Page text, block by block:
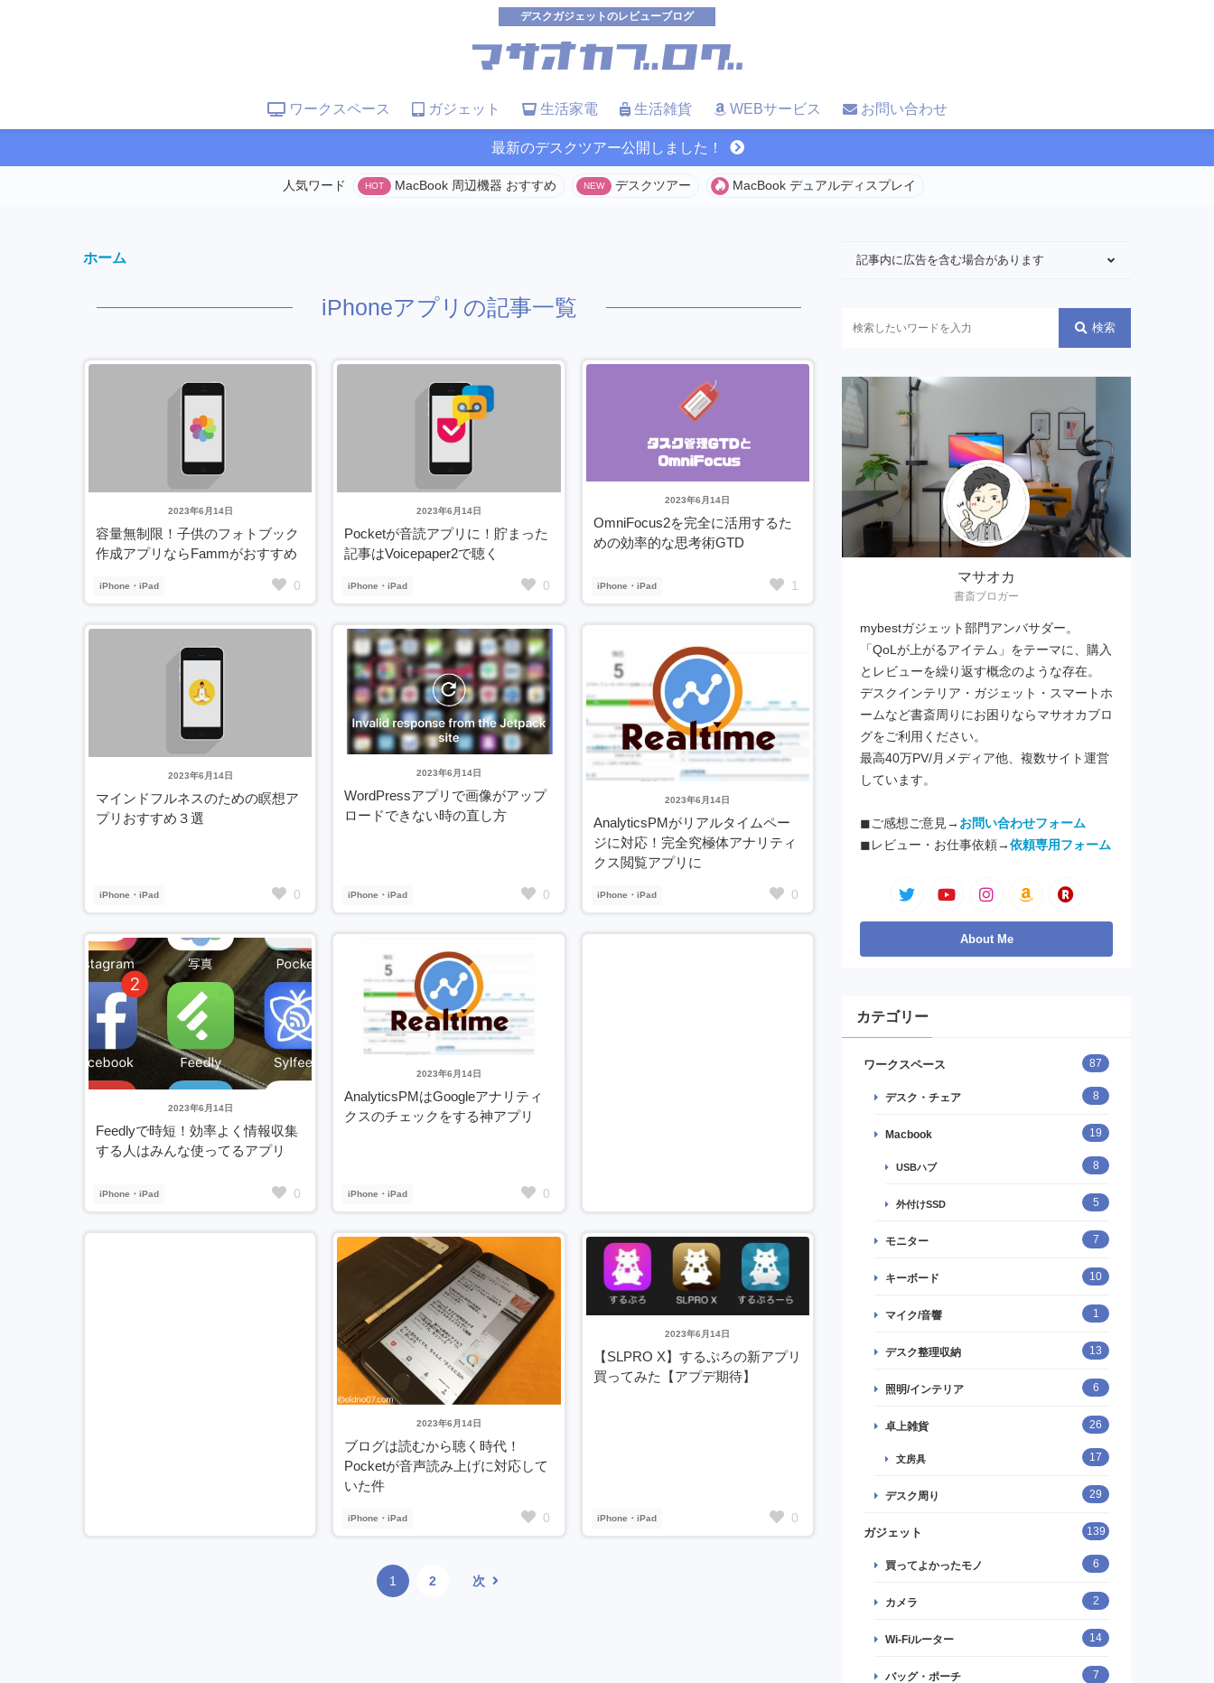
デスクガジェットのレビューブログ
ワークスペース ガジェット 生活家電 生活雑貨 WEBサービス お問い合わせ
最新のデスクツアー公開しました！
MacBook 周辺機器 おすすめ デスクツアー MacBook デュアルディスプレイ
ホーム
iPhoneアプリの記事一覧
iPhone・iPad
2023年6月14日
容量無制限！子供のフォトブック
作成アプリならFammがおすすめ
0 iPhone・iPad
2023年6月14日
Pocketが音読アプリに！貯まった
記事はVoicepaper2で聴く
0 iPhone・iPad
2023年6月14日
OmniFocus2を完全に活用するた
めの効率的な思考術GTD
1
iPhone・iPad
2023年6月14日
マインドフルネスのための瞑想ア
プリおすすめ３選
0 iPhone・iPad
2023年6月14日
WordPressアプリで画像がアップ
ロードできない時の直し方
0 iPhone・iPad
2023年6月14日
AnalyticsPMがリアルタイムペー
ジに対応！完全究極体アナリティ
クス閲覧アプリに
0
iPhone・iPad
2023年6月14日
Feedlyで時短！効率よく情報収集
する人はみんな使ってるアプリ
0 iPhone・iPad
2023年6月14日
AnalyticsPMはGoogleアナリティ
クスのチェックをする神アプリ
0
iPhone・iPad
2023年6月14日
ブログは読むから聴く時代！
Pocketが音声読み上げに対応して
いた件
0 iPhone・iPad
2023年6月14日
【SLPRO X】するぷろの新アプリ
買ってみた【アプデ期待】
0
1 2 次
記事内に広告を含む場合があります
検索
マサオカ
書斎ブロガー
mybestガジェット部門アンバサダー。
「QoLが上がるアイテム」をテーマに、購入
とレビューを繰り返す概念のような存在。
デスクインテリア・ガジェット・スマートホ
ームなど書斎周りにお困りならマサオカブロ
グをご利用ください。
最高40万PV/月メディア他、複数サイト運営
しています。
◼︎ご感想ご意見→ お問い合わせフォーム
◼︎レビュー・お仕事依頼→ 依頼専用フォーム
カテゴリー
ワークスペース 87
デスク・チェア 8
Macbook 19
USBハブ 8
外付けSSD 5
モニター 7
キーボード 10
マイク/音響 1
デスク整理収納 13
照明/インテリア 6
卓上雑貨 26
文房具 17
デスク周り 29
ガジェット 139
買ってよかったモノ 6
カメラ 2
Wi-Fiルーター 14
バッグ・ポーチ 7